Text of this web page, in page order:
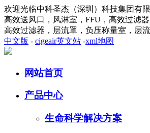
欢迎光临中科圣杰（深圳）科技集团有
高效送风口，风淋室，FFU，高效过滤
高效过滤器，层流罩，负压称量室，层
中文版 - cigeair英文站 -xml地图
网站首页
产品中心
生命科学解决方案